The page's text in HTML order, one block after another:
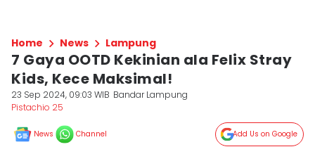
Home News Lampung
7 Gaya OOTD Kekinian ala Felix Stray
Kids, Kece Maksimal!
23 Sep 2024, 09:03 WIB Bandar Lampung
Pistachio 25
News Channel Add Us on Google